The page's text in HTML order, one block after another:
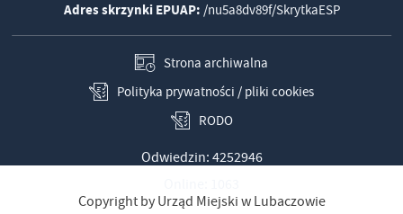
Adres skrzynki EPUAP: /nu5a8dv89f/SkrytkaESP
Strona archiwalna
Polityka prywatności / pliki cookies
RODO
Odwiedzin: 4252946
Copyright by Urząd Miejski w Lubaczowie